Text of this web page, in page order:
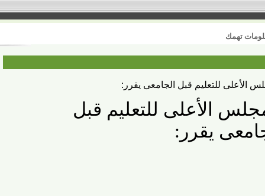
تهمك
للتعليم قبل الجامعى يقرر:
الأعلى للتعليم قبل
يقرر: